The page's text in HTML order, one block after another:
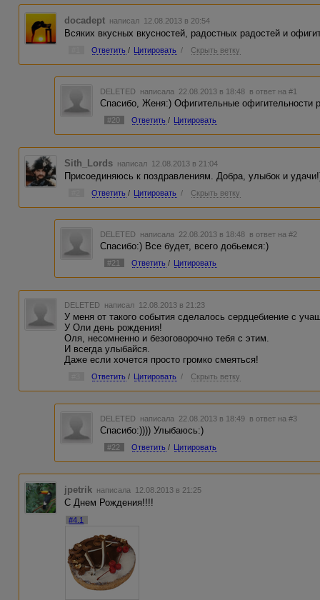
docadept написал 12.08.2013 в 20:54
Всяких вкусных вкусностей, радостных радостей и
Ответить / Цитировать / Скрыть ветку
DELETED написала 22.08.2013 в 18:48 в ответ на #1
Спасибо, Женя:) Офигительные офигительности
#20 Ответить / Цитировать
Sith_Lords написал 12.08.2013 в 21:04
Присоединяюсь к поздравлениям. Добра, улыбок и
Ответить / Цитировать / Скрыть ветку
DELETED написала 22.08.2013 в 18:48 в ответ на #2
Спасибо:) Все будет, всего добьемся:)
#21 Ответить / Цитировать
DELETED написал 12.08.2013 в 21:23
У меня от такого события сделалось сердцебиение с
У Оли день рождения!
Оля, несомненно и безоговорочно тебя с этим.
И всегда улыбайся.
Даже если хочется просто громко смеяться!
Ответить / Цитировать / Скрыть ветку
DELETED написала 22.08.2013 в 18:49 в ответ на #3
Спасибо:)))) Улыбаюсь:)
#22 Ответить / Цитировать
jpetrik написала 12.08.2013 в 21:25
С Днем Рождения!!!!
#4.1